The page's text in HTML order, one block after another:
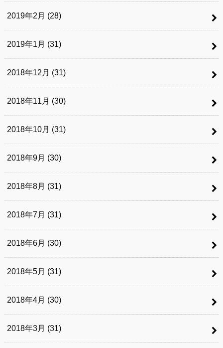
2019年2月 (28)
2019年1月 (31)
2018年12月 (31)
2018年11月 (30)
2018年10月 (31)
2018年9月 (30)
2018年8月 (31)
2018年7月 (31)
2018年6月 (30)
2018年5月 (31)
2018年4月 (30)
2018年3月 (31)